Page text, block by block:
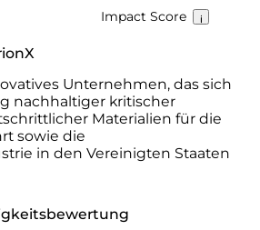
Impact Score
Unternehmen, das sich
nachhaltiger kritischer
Materialien für die
sowie die
in den Vereinigten Staaten